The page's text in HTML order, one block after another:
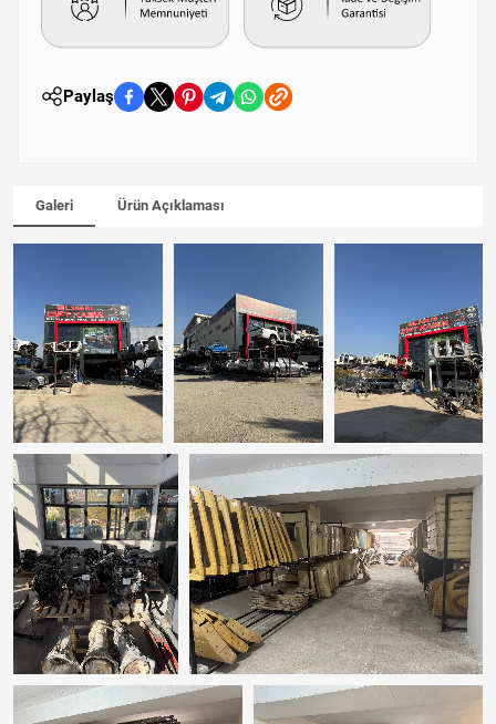
Paylaş
Galeri Ürün Açıklaması